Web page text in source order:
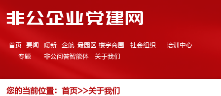
非公企业党建网
首页 要闻 暖新 企航 最园区 楼宇商圈 社会组织
培训中心
专题
非公问答智能体 关于我们
您的当前位置： 首页>>关于我们